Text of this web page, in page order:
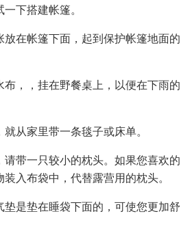
下搭建帐篷。
在帐篷下面，起到保护帐篷地面的
，，挂在野餐桌上，以便在下雨的
从家里带一条毯子或床单。
带一只较小的枕头。如果您喜欢的
入布袋中，代替露营用的枕头。
是垫在睡袋下面的，可使您更加舒